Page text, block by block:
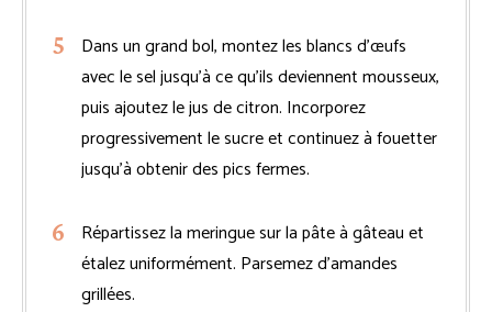
Dans un grand bol, montez les blancs d’œufs
avec le sel jusqu’à ce qu’ils deviennent mousseux,
puis ajoutez le jus de citron. Incorporez
progressivement le sucre et continuez à fouetter
jusqu’à obtenir des pics fermes.
Répartissez la meringue sur la pâte à gâteau et
étalez uniformément. Parsemez d’amandes
grillées.